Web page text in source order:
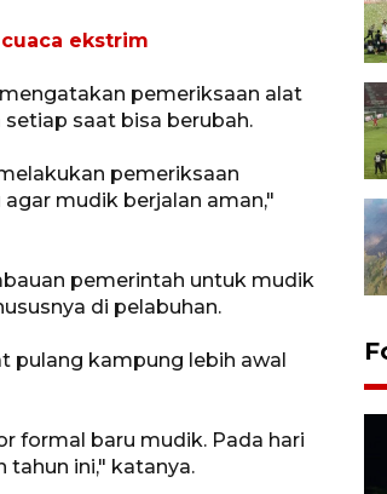
ekstrim
pemeriksaan alat
saat bisa berubah.
pemeriksaan
mudik berjalan aman,"
pemerintah untuk mudik
di pelabuhan.
pulang kampung lebih awal
formal baru mudik. Pada hari
tahun ini," katanya.